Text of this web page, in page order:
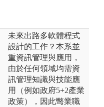
未來出路多軟體程式
設計的工作？本系並
重資訊管理與應用，
由於任何領域均需資
訊管理知識與技能應
用（例如政府5+2產業
政策），因此彆業職